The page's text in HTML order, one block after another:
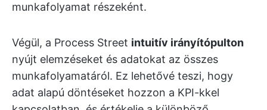
munkafolyamat részeként.
Végül, a Process Street intuitív irányítópulton
nyújt elemzéseket és adatokat az összes
munkafolyamatáról. Ez lehetővé teszi, hogy
adat alapú döntéseket hozzon a KPI-kkel